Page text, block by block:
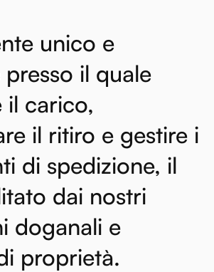
unico e
presso il quale
il carico,
il ritiro e gestire i
di spedizione, il
dai nostri
doganali e
proprietà.